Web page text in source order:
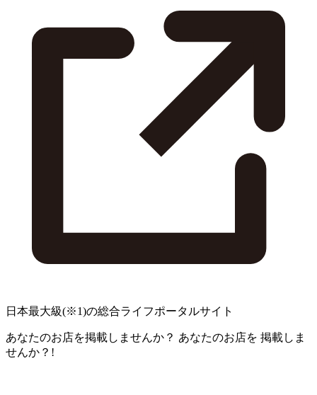
日本最大級(※1)の総合ライフポータルサイト
あなたのお店を掲載しませんか？ あなたのお店を 掲載しま
せんか？!